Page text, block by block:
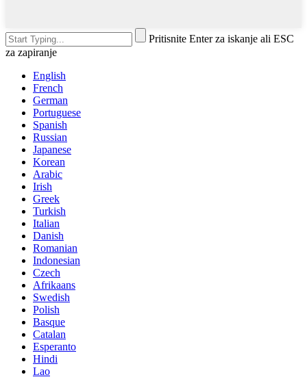
Pritisnite Enter za iskanje ali ESC
za zapiranje
English
French
German
Portuguese
Spanish
Russian
Japanese
Korean
Arabic
Irish
Greek
Turkish
Italian
Danish
Romanian
Indonesian
Czech
Afrikaans
Swedish
Polish
Basque
Catalan
Esperanto
Hindi
Lao